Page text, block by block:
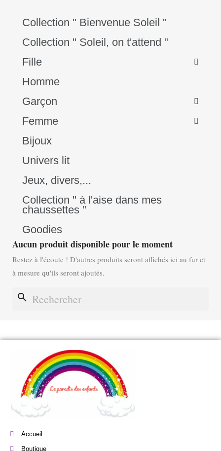
Collection " Bienvenue Soleil "
Collection " Soleil, on t'attend "
Fille
Homme
Garçon
Femme
Bijoux
Univers lit
Jeux, divers,...
Collection " à l'aise dans mes
chaussettes "
Goodies
Aucun produit disponible pour le moment
Restez à l'écoute ! D'autres produits seront affichés ici au fur et
à mesure qu'ils seront ajoutés.
search
Accueil
Boutique